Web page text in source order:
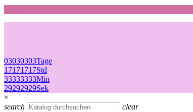
03030303Tage
17171717Std
33333333Min
29292929Sek
×
search
clear